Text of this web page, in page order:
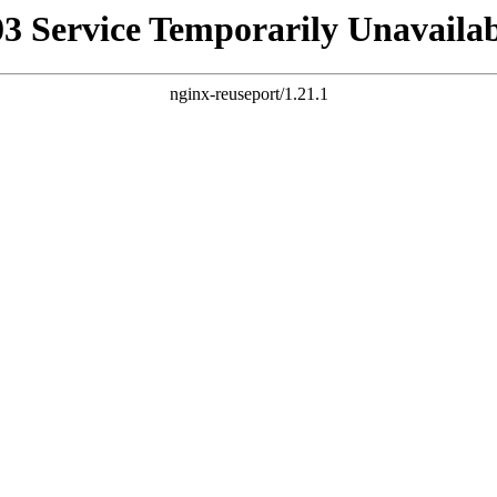
Service Temporarily
nginx-reuseport/1.21.1